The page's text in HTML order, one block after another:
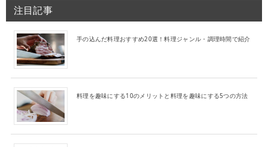
注目記事
手の込んだ料理おすすめ20選！料理ジャンル・調理時間で紹介
料理を趣味にする10のメリットと料理を趣味にする5つの方法